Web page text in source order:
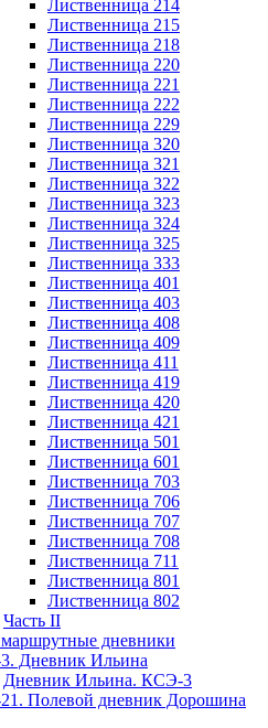
Лиственница 214
Лиственница 215
Лиственница 218
Лиственница 220
Лиственница 221
Лиственница 222
Лиственница 229
Лиственница 320
Лиственница 321
Лиственница 322
Лиственница 323
Лиственница 324
Лиственница 325
Лиственница 333
Лиственница 401
Лиственница 403
Лиственница 408
Лиственница 409
Лиственница 411
Лиственница 419
Лиственница 420
Лиственница 421
Лиственница 501
Лиственница 601
Лиственница 703
Лиственница 706
Лиственница 707
Лиственница 708
Лиственница 711
Лиственница 801
Лиственница 802
Часть II
дневники
Дневник Ильина
Дневник Ильина. КСЭ-3
Полевой дневник Дорошина